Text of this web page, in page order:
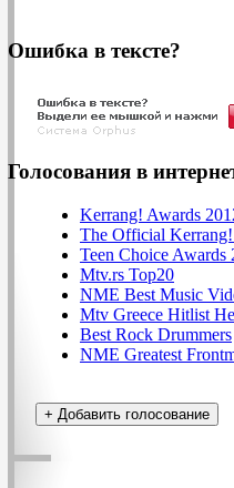
Ошибка в тексте?
Голосования в
Kerrang! Awards
The Official
Teen Choice Awards
Mtv.rs Top20
NME Best Music
Mtv Greece Hitlist
Best Rock Drummers
NME Greatest